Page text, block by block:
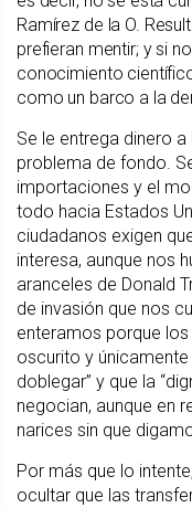
Ramírez de la O.
prefieran mentir; y si
conocimiento
como un barco a la
Se le entrega dinero
problema de fondo.
importaciones y el
todo hacia Estados
ciudadanos exigen
interesa, aunque nos
aranceles de Donald
de invasión que nos
enteramos porque
oscurito y
doblegar” y que la
negocian, aunque en
narices sin que
Por más que lo
ocultar que las